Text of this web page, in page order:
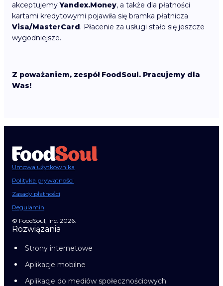
akceptujemyYandex.Money, a także dla płatności
kartami kredytowymi pojawiła się bramka płatnicza
Visa/MasterCard. Płacenie za usługi stało się jeszcze
wygodniejsze.
Z poważaniem, zespół FoodSoul. Pracujemy dla
Was!
Umowa użytkownika
Polityka prywatności
Zasady płatności
Regulamin
© FoodSoul, Inc. 2026.
Rozwiązania
Strony internetowe
Aplikacje mobilne
Aplikacje do mediów społecznościowych